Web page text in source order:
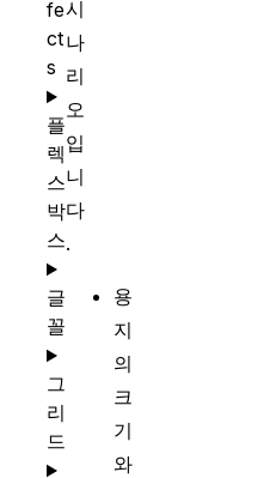
시
나
리
오
입
니
다
.
용
지
의
크
기
와
fe
ct
s
플
렉
스
박
스
글
꼴
그
리
드